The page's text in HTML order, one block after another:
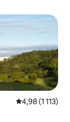
Note moyenne
4,98 (1 113)